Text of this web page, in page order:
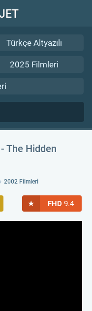
Türkçe Altyazılı
2025 Filmleri
The Hidden
2002 Filmleri
★ FHD 9.4